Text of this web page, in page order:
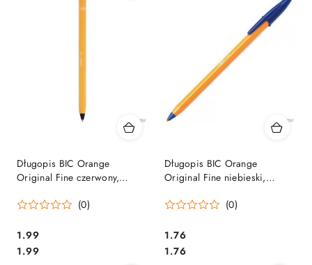
Długopis BIC Orange
Original Fine czerwony,
(0)
Cena:
1.99
Cena:
1.99
Długopis BIC Orange
Original Fine niebieski,
(0)
Cena:
1.76
Cena:
1.76